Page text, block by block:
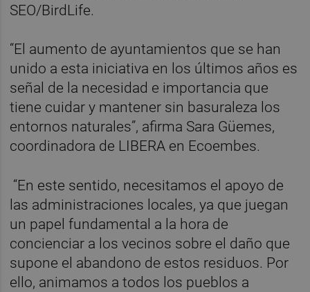
SEO/BirdLife.
“El aumento de ayuntamientos que se han
unido a esta iniciativa en los últimos años es
señal de la necesidad e importancia que
tiene cuidar y mantener sin basuraleza los
entornos naturales”, afirma Sara Güemes,
coordinadora de LIBERA en Ecoembes.
“En este sentido, necesitamos el apoyo de
las administraciones locales, ya que juegan
un papel fundamental a la hora de
concienciar a los vecinos sobre el daño que
supone el abandono de estos residuos. Por
ello, animamos a todos los pueblos a